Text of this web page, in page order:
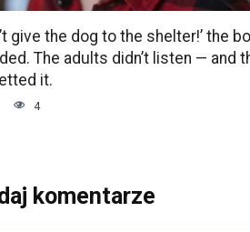
give the dog to the shelter!’ the
The adults didn’t listen — and
it.
4
komentarze